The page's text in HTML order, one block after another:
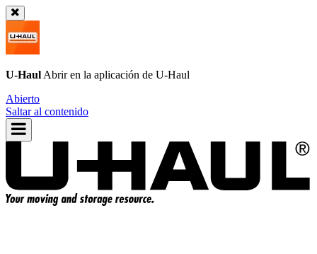
U-Haul Abrir en la aplicación de U-Haul
Abierto
Saltar al contenido